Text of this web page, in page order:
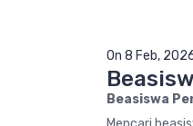
On 8 Feb,
Beasiswa